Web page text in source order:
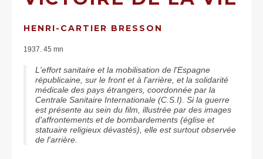
HENRI-CARTIER BRESSON
1937. 45 mn
L'effort sanitaire et la mobilisation de l'Espagne
républicaine, sur le front et à l'arrière, et la solidarité
médicale des pays étrangers, coordonnée par la
Centrale Sanitaire Internationale (C.S.I). Si la guerre
est présente au sein du film, illustrée par des images
d'affrontements et de bombardements (église et
statuaire religieux dévastés), elle est surtout observée
de l'arrière.